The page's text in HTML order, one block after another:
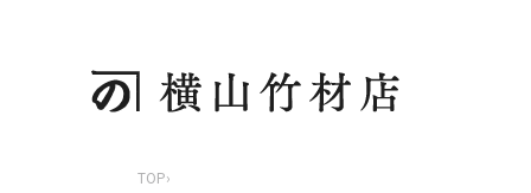
TOP›